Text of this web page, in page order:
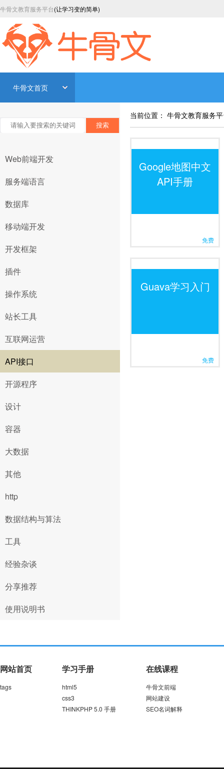
牛骨文教育服务平台(让学习变的简单)
牛骨文首页
搜索
Web前端开发
服务端语言
数据库
移动端开发
开发框架
插件
操作系统
站长工具
互联网运营
API接口
开源程序
设计
容器
大数据
其他
http
数据结构与算法
工具
经验杂谈
分享推荐
使用说明书
当前位置： 牛骨文教育服务
Google地图中文
API手册
免费
Guava学习入门
免费
网站首页
tags
学习手册
html5
css3
THINKPHP 5.0 手册
在线课程
牛骨文前端
网站建设
SEO名词解释